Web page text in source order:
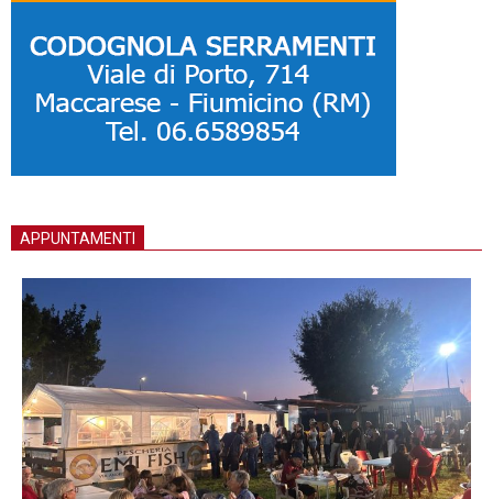
APPUNTAMENTI